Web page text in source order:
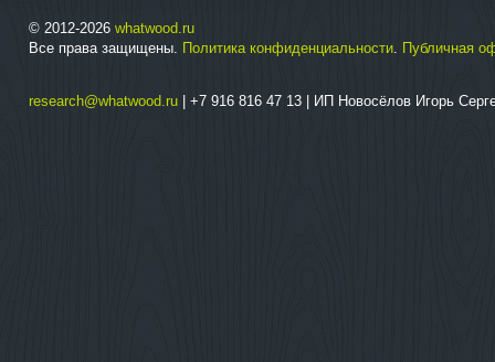
© 2012-2026 whatwood.ru
Все права защищены. Политика конфиденциальности. Публичная
research@whatwood.ru | +7 916 816 47 13 | ИП Новосёлов Игорь